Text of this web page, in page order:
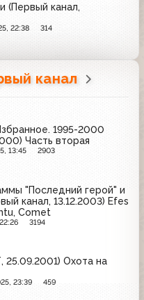
(Первый канал,
22:38 314
канал
1995-2000
Часть вторая
13:45 2903
"Последний герой" и
канал, 13.12.2003) Efes
Comet
3194
25.09.2001) Охота на
23:39 459